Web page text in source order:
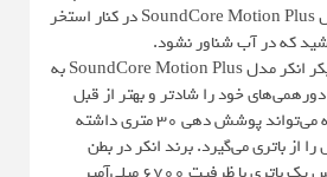
بلوتوثی قابل حمل انکر مدل SoundCore Motion Plus در کنار استخر
که در آب شناور نشود.
توان خروجی 30 وات اسپیکر انکر مدل SoundCore Motion Plus به
خود را شادتر و بهتر از قبل
برگزار کنید. این اسپیکر که می‌تواند پوشش دهی 30 متری داشته
از باتری می‌گیرد. برند انکر در بطن